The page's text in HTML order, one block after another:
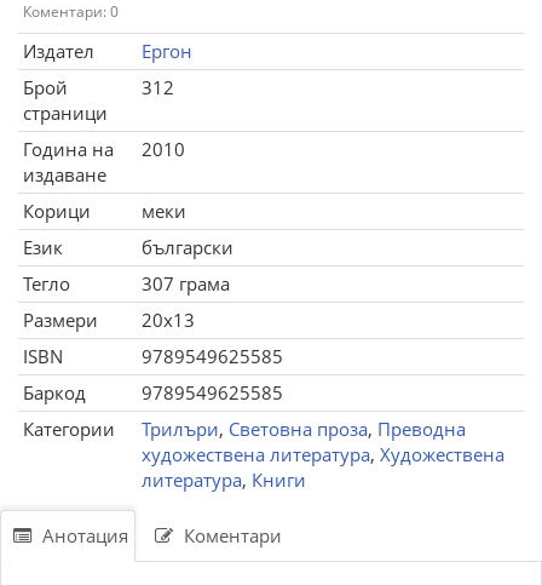
Коментари: 0
Издател
Ергон
Брой
страници
312
Година на
издаване
2010
Корици
меки
Език
български
Тегло
307 грама
Размери
20x13
ISBN
9789549625585
Баркод
9789549625585
Категории
Трилъри, Световна проза, Преводна
художествена литература, Художествена
литература, Книги
Анотация Коментари